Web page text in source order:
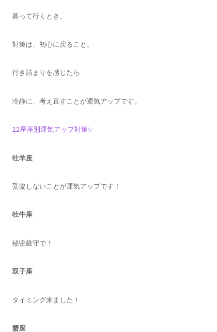
募って行くとき。
対策は、初心に戻ること。
行き詰まりを感じたら
冷静に、考え直すことが運気アップです。
12星座別運気アップ対策✨
牡羊座
妥協しないことが運気アップです！
牡牛座
秘密厳守で！
双子座
タイミング来ました！
蟹座